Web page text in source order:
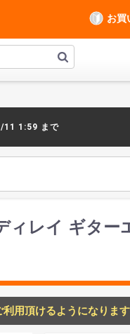
お買
11 1:59 まで
ィレイ ギター
用頂けるようになります